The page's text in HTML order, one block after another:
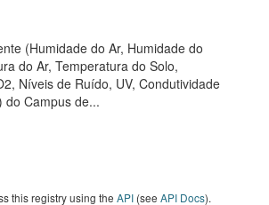
(Humidade do Ar, Humidade do
do Ar, Temperatura do Solo,
Níveis de Ruído, UV, Condutividade
do Campus de...
this registry using the API (see API Docs).